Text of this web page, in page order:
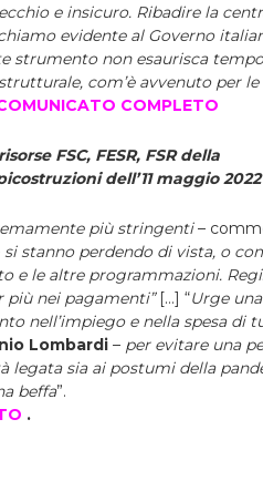
e insicuro. Ribadire la
evidente al Governo
strumento non esaurisca
com’è avvenuto per le
COMPLETO
FSC, FESR, FSR della
dell’11 maggio 2022
più stringenti–
si stanno perdendo di vista, o
e le altre programmazioni.
più nei pagamenti”[…] “Urge
nell’impiego e nella spesa di
Lombardi – per evitare una
sia ai postumi della
beffa”.
.